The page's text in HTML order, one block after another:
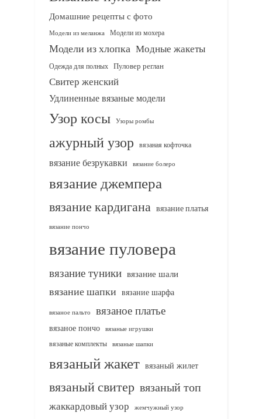
Домашние рецепты с фото
Модели из меланжа Модели из мохера
Модели из хлопка Модные жакеты
Одежда для полных Пуловер реглан
Свитер женский
Удлиненные вязаные модели
Узор косы Узоры ромбы
ажурный узор вязаная кофточка
вязание безрукавки вязание болеро
вязание джемпера
вязание кардигана вязание платья
вязание пончо
вязание пуловера
вязание туники вязание шали
вязание шапки вязание шарфа
вязаное пальто вязаное платье
вязаное пончо вязаные игрушки
вязаные комплекты
вязаные шапки
вязаный жакет вязаный жилет
вязаный свитер вязаный топ
жаккардовый узор жемчужный узор